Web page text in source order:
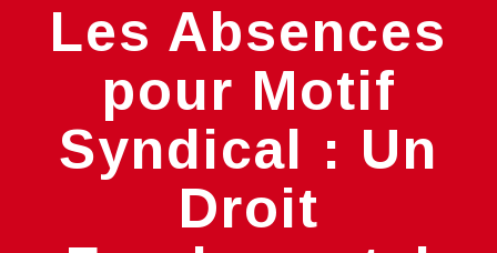
Les Absences
pour Motif
Syndical : Un
Droit